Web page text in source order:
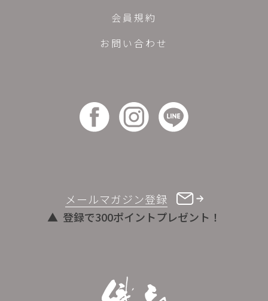
メールマガジン登録
登録で300ポイントプレゼント！
会員規約
お問い合わせ